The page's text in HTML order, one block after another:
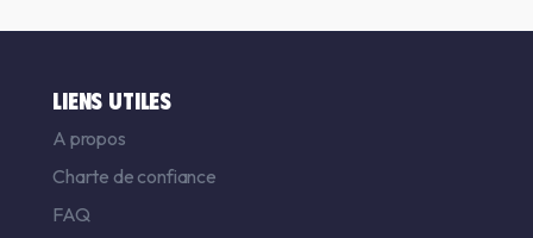
LIENS UTILES
A propos
Charte de confiance
FAQ